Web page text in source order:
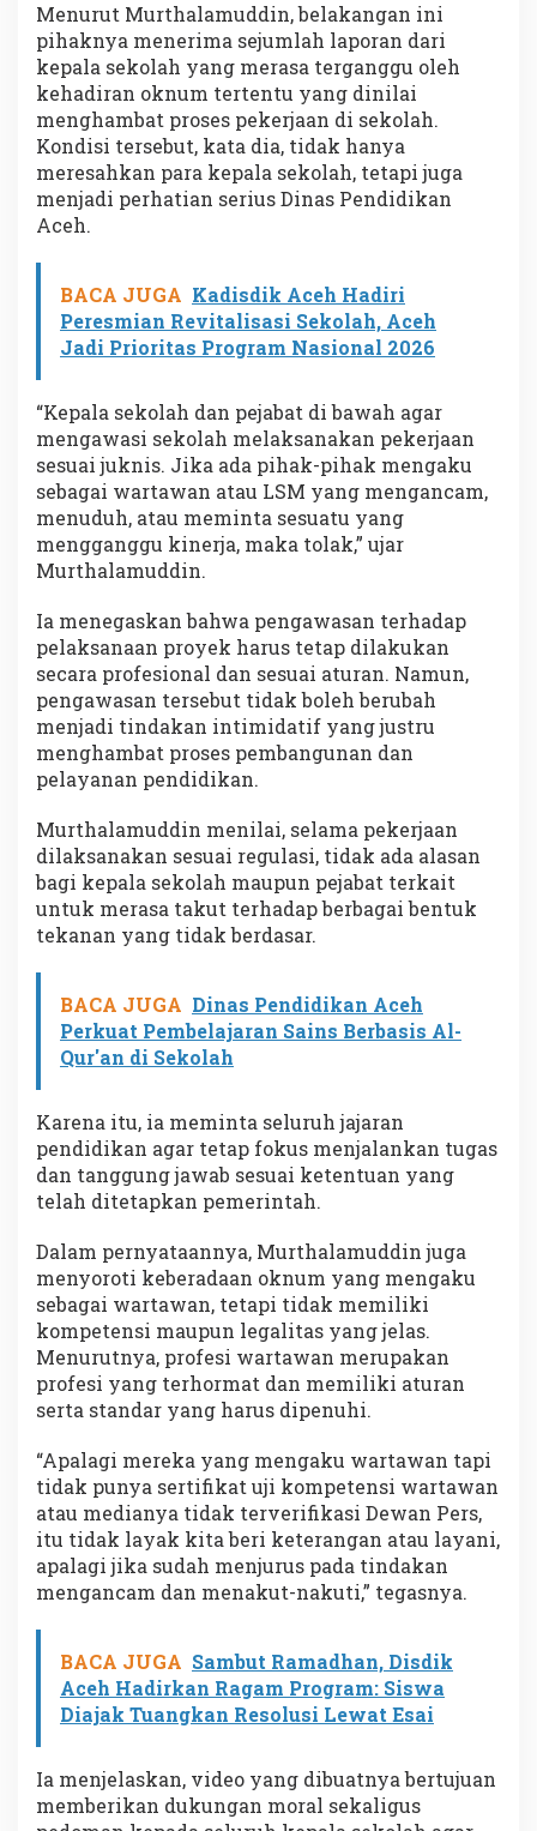
Menurut Murthalamuddin, belakangan ini
pihaknya menerima sejumlah laporan dari
kepala sekolah yang merasa terganggu oleh
kehadiran oknum tertentu yang dinilai
menghambat proses pekerjaan di sekolah.
Kondisi tersebut, kata dia, tidak hanya
meresahkan para kepala sekolah, tetapi juga
menjadi perhatian serius Dinas Pendidikan
Aceh.
BACA JUGA Kadisdik Aceh Hadiri
Peresmian Revitalisasi Sekolah, Aceh
Jadi Prioritas Program Nasional 2026
“Kepala sekolah dan pejabat di bawah agar
mengawasi sekolah melaksanakan pekerjaan
sesuai juknis. Jika ada pihak-pihak mengaku
sebagai wartawan atau LSM yang mengancam,
menuduh, atau meminta sesuatu yang
mengganggu kinerja, maka tolak,” ujar
Murthalamuddin.
Ia menegaskan bahwa pengawasan terhadap
pelaksanaan proyek harus tetap dilakukan
secara profesional dan sesuai aturan. Namun,
pengawasan tersebut tidak boleh berubah
menjadi tindakan intimidatif yang justru
menghambat proses pembangunan dan
pelayanan pendidikan.
Murthalamuddin menilai, selama pekerjaan
dilaksanakan sesuai regulasi, tidak ada alasan
bagi kepala sekolah maupun pejabat terkait
untuk merasa takut terhadap berbagai bentuk
tekanan yang tidak berdasar.
BACA JUGA Dinas Pendidikan Aceh
Perkuat Pembelajaran Sains Berbasis Al-
Qur'an di Sekolah
Karena itu, ia meminta seluruh jajaran
pendidikan agar tetap fokus menjalankan tugas
dan tanggung jawab sesuai ketentuan yang
telah ditetapkan pemerintah.
Dalam pernyataannya, Murthalamuddin juga
menyoroti keberadaan oknum yang mengaku
sebagai wartawan, tetapi tidak memiliki
kompetensi maupun legalitas yang jelas.
Menurutnya, profesi wartawan merupakan
profesi yang terhormat dan memiliki aturan
serta standar yang harus dipenuhi.
“Apalagi mereka yang mengaku wartawan tapi
tidak punya sertifikat uji kompetensi wartawan
atau medianya tidak terverifikasi Dewan Pers,
itu tidak layak kita beri keterangan atau layani,
apalagi jika sudah menjurus pada tindakan
mengancam dan menakut-nakuti,” tegasnya.
BACA JUGA Sambut Ramadhan, Disdik
Aceh Hadirkan Ragam Program: Siswa
Diajak Tuangkan Resolusi Lewat Esai
Ia menjelaskan, video yang dibuatnya bertujuan
memberikan dukungan moral sekaligus